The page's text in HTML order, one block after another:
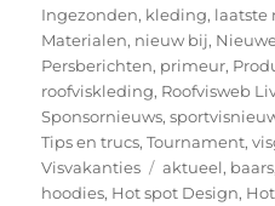
Ingezonden, kleding, laatste
Materialen, nieuw bij,
Persberichten, primeur,
roofviskleding, Roofvisweb
Sponsornieuws,
Tips en trucs,Tournament,
Visvakanties
Tags
aktueel, baars
hoodies, Hot spot Design,